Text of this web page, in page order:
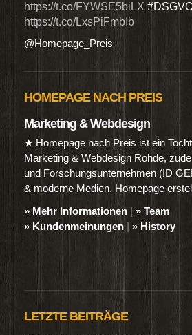
https://t.co/FYWSE5biLX
https://t.co/LxsPiFmbIb
@Homepage_Preis
HOMEPAGE NACH PREIS
Marketing & Webdesign
★ Homepage nach Preis ist ein
Marketing & Webdesign Rohde,
und Forschungsunternehmen (ID
& moderne Medien. Homepage
» Mehr Informationen | » Team
» Kundenmeinungen | » History
LETZTE BEITRÄGE